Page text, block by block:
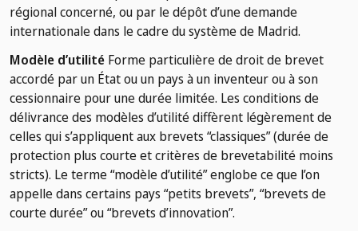
régional concerné, ou par le dépôt d’une demande
internationale dans le cadre du système de Madrid.
Modèle d’utilité Forme particulière de droit de brevet
accordé par un État ou un pays à un inventeur ou à son
cessionnaire pour une durée limitée. Les conditions de
délivrance des modèles d’utilité diffèrent légèrement de
celles qui s’appliquent aux brevets “classiques” (durée de
protection plus courte et critères de brevetabilité moins
stricts). Le terme “modèle d’utilité” englobe ce que l’on
appelle dans certains pays “petits brevets”, “brevets de
courte durée” ou “brevets d’innovation”.